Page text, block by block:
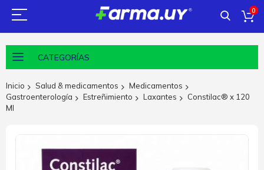
0
CATEGORÍAS
Inicio Salud & medicamentos
Medicamentos
Gastroenterología
Estreñimiento Laxantes
Constilac® x 120
Ml